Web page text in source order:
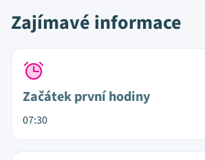
Zajímavé informace
Začátek první hodiny
07:30